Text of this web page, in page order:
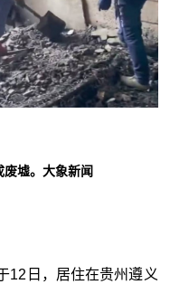
墟。大象新闻
12日，居住在贵州遵义